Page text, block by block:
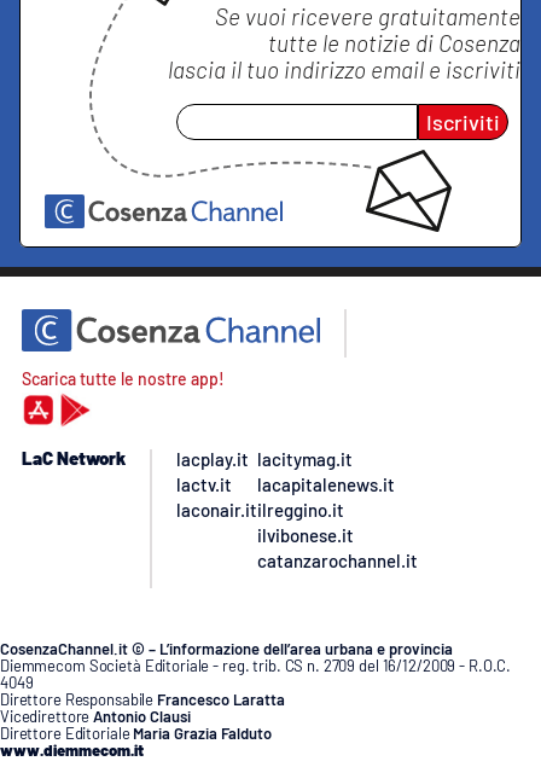
Se vuoi ricevere gratuitamente
tutte le notizie di Cosenza
lascia il tuo indirizzo email e iscriviti
Iscriviti
Scarica tutte le nostre app!
LaC Network
lacplay.it
lactv.it
laconair.it
lacitymag.it
lacapitalenews.it
ilreggino.it
ilvibonese.it
catanzarochannel.it
CosenzaChannel.it © – L’informazione dell’area urbana e provincia
Diemmecom Società Editoriale - reg. trib. CS n. 2709 del 16/12/2009 - R.O.C.
4049
Direttore Responsabile Francesco Laratta
VicedirettoreAntonio Clausi
Direttore Editoriale Maria Grazia Falduto
www.diemmecom.it